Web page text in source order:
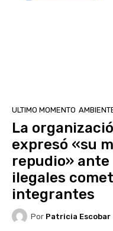
ULTIMO MOMENTO
La
expresó «su
repudio»
ilegales
integrantes
Por Patricia Escobar